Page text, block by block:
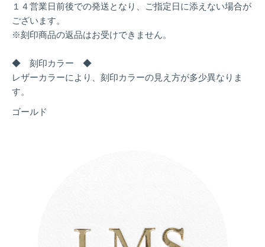
１４営業日前後での発送となり、ご指定日に添えない場合が
ございます。
※刻印商品の返品はお受けできません。
◆ 刻印カラー ◆
レザーカラーにより、刻印カラーの見え方が多少異なりま
す。
ゴールド